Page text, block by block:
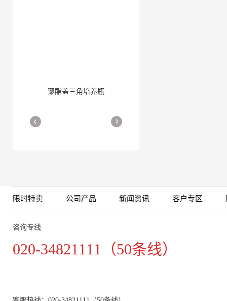
聚酯盖三角培养瓶
细胞培养瓶
More
限时特卖 公司产品 新闻资讯 客户专区
咨询专线
020-34821111（50条线）